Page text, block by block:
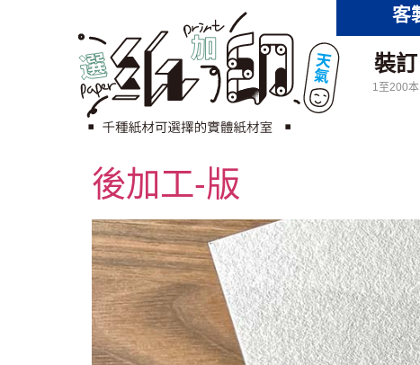
客
裝訂
1至200本
後加工-版